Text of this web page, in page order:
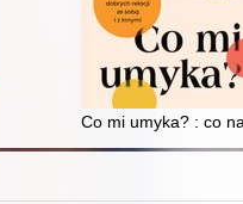
: jak porzucić destrukcyjne
Co mi umyka? : co